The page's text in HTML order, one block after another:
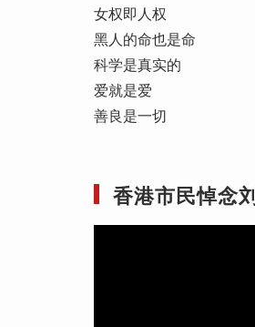
女权即人权
黑人的命也是命
科学是真实的
爱就是爱
善良是一切
香港市民悼念